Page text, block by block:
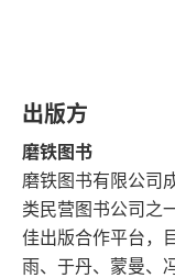
出版方
磨铁图书
磨铁图书有限公司
类民营图书公司之
佳出版合作平台，
雨、于丹、蒙曼、